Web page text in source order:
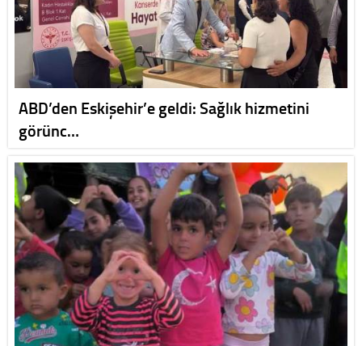
ABD’den Eskişehir’e geldi: Sağlık hizmetini
görünc…